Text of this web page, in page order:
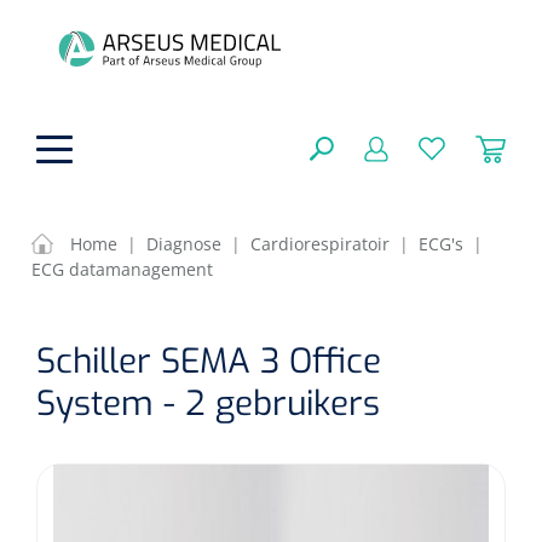
Functionele revalidatie
Hand/arm revalidatie
Gangrevalidatie
Incontinentiezorg
Eenmalige sondes
Nelatonsondes
Instrumenten
FILTEREN
ZOEKRESULTATEN
Home | Diagnose | Cardiorespiratoir | ECG's
|
ECG datamanagement
Schiller SEMA 3 Office
System - 2 gebruikers